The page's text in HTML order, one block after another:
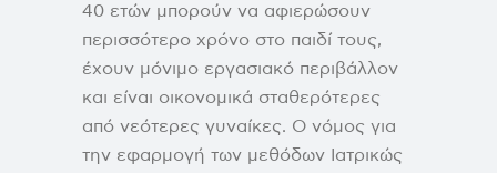
40 ετών μπορούν να αφιερώσουν
περισσότερο χρόνο στο παιδί τους,
έχουν μόνιμο εργασιακό περιβάλλον
και είναι οικονομικά σταθερότερες
από νεότερες γυναίκες. Ο νόμος για
την εφαρμογή των μεθόδων Ιατρικώς